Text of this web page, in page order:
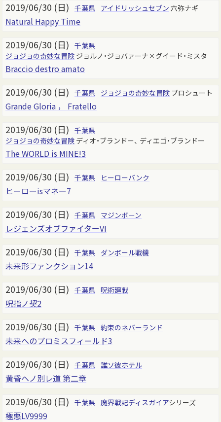
2019/06/30 (日) 千葉県 アイドリッシュセブン 六弥ナギ
Natural Happy Time
2019/06/30 (日) 千葉県
ジョジョの奇妙な冒険 ジョルノ・ジョバァーナ×グイード・ミスタ
Braccio destro amato
2019/06/30 (日) 千葉県 ジョジョの奇妙な冒険 プロシュート
Grande Gloria ， Fratello
2019/06/30 (日) 千葉県
ジョジョの奇妙な冒険 ディオ・ブランドー、 ディエゴ・ブランドー
The WORLD is MINE!3
2019/06/30 (日) 千葉県 ヒーローバンク
ヒーローisマネー7
2019/06/30 (日) 千葉県 マジンボーン
レジェンズオブファイターVI
2019/06/30 (日) 千葉県 ダンボール戦機
未来形ファンクション14
2019/06/30 (日) 千葉県 呪術廻戦
呪指ノ契2
2019/06/30 (日) 千葉県 約束のネバーランド
未来へのプロミスフィールド3
2019/06/30 (日) 千葉県 誰ソ彼ホテル
黄昏ヘノ別レ道 第二章
2019/06/30 (日) 千葉県 魔界戦記ディスガイアシリーズ
極悪LV9999